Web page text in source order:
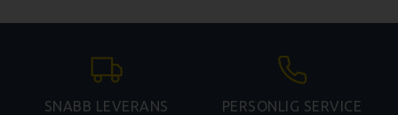
SNABB LEVERANS PERSONLIG SERVICE